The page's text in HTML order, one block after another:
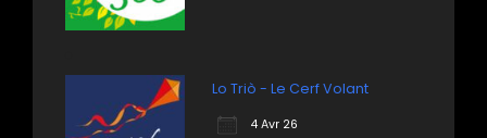
Lo Triò - Le Cerf Volant
4 Avr 26